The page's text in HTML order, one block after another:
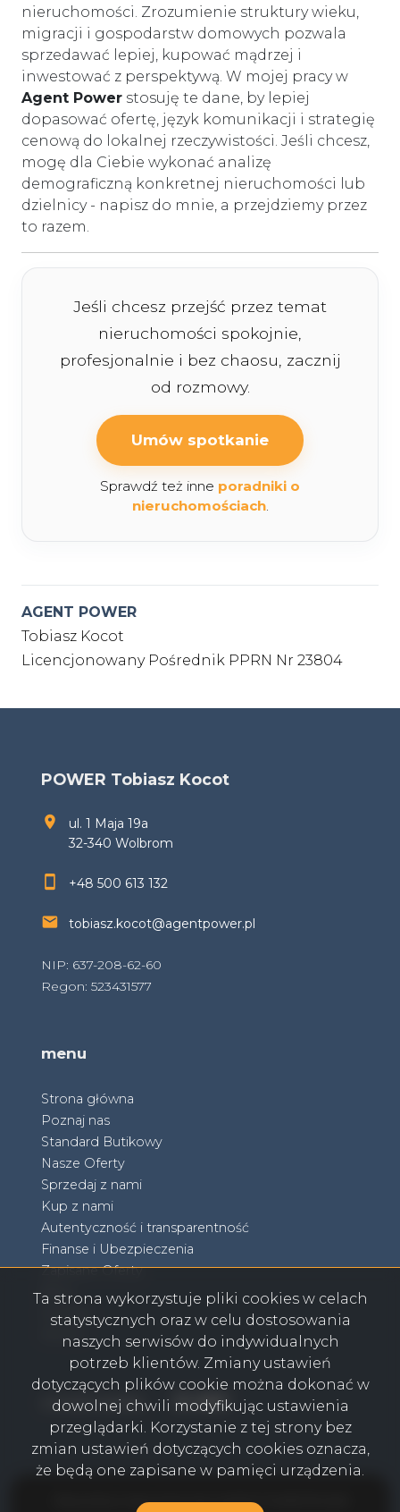
nieruchomości. Zrozumienie struktury wieku,
migracji i gospodarstw domowych pozwala
sprzedawać lepiej, kupować mądrzej i
inwestować z perspektywą. W mojej pracy w
Agent Power stosuję te dane, by lepiej
dopasować ofertę, język komunikacji i strategię
cenową do lokalnej rzeczywistości. Jeśli chcesz,
mogę dla Ciebie wykonać analizę
demograficzną konkretnej nieruchomości lub
dzielnicy - napisz do mnie, a przejdziemy przez
to razem.
Jeśli chcesz przejść przez temat
nieruchomości spokojnie,
profesjonalnie i bez chaosu, zacznij
od rozmowy.
Umów spotkanie
Sprawdź też inne poradniki o
nieruchomościach.
AGENT POWER
Tobiasz Kocot
Licencjonowany Pośrednik PPRN Nr 23804
POWER Tobiasz Kocot
ul. 1 Maja 19a
32-340 Wolbrom
+48 500 613 132
tobiasz.kocot@agentpower.pl
NIP: 637-208-62-60
Regon: 523431577
menu
Strona główna
Poznaj nas
Standard Butikowy
Nasze Oferty
Sprzedaj z nami
Kup z nami
Autentyczność i transparentność
Finanse i Ubezpieczenia
Zapisane Oferty
Blog
Kontakt
RODO
social media Facebook
Facebook
Facebook
Facebook
Olkusz Biuro Nieruchomości AGENT POWER © 2026
Ta strona wykorzystuje pliki cookies w celach
statystycznych oraz w celu dostosowania
naszych serwisów do indywidualnych
potrzeb klientów. Zmiany ustawień
dotyczących plików cookie można dokonać w
dowolnej chwili modyfikując ustawienia
przeglądarki. Korzystanie z tej strony bez
zmian ustawień dotyczących cookies oznacza,
że będą one zapisane w pamięci urządzenia.